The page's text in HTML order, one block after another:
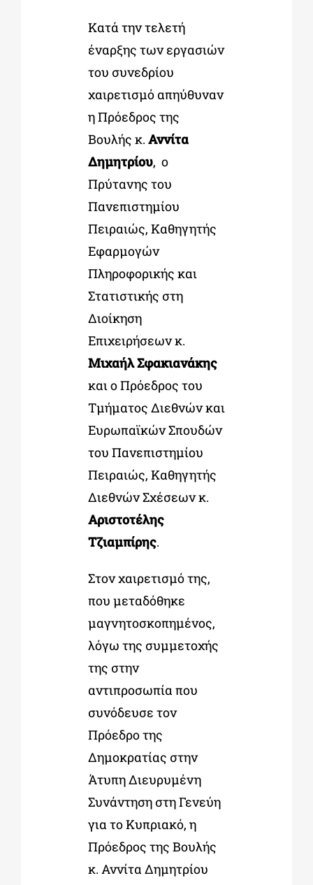
Κατά την τελετή
έναρξης των εργασιών
του συνεδρίου
χαιρετισμό απηύθυναν
η Πρόεδρος της
Βουλής κ. Αννίτα
Δημητρίου, ο
Πρύτανης του
Πανεπιστημίου
Πειραιώς, Καθηγητής
Εφαρμογών
Πληροφορικής και
Στατιστικής στη
Διοίκηση
Επιχειρήσεων κ.
Μιχαήλ Σφακιανάκης
και ο Πρόεδρος του
Τμήματος Διεθνών και
Ευρωπαϊκών Σπουδών
του Πανεπιστημίου
Πειραιώς, Καθηγητής
Διεθνών Σχέσεων κ.
Αριστοτέλης
Τζιαμπίρης.
Στον χαιρετισμό της,
που μεταδόθηκε
μαγνητοσκοπημένος,
λόγω της συμμετοχής
της στην
αντιπροσωπία που
συνόδευσε τον
Πρόεδρο της
Δημοκρατίας στην
Άτυπη Διευρυμένη
Συνάντηση στη Γενεύη
για το Κυπριακό, η
Πρόεδρος της Βουλής
κ. Αννίτα Δημητρίου